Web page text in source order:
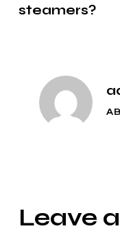
steamers?
Leave